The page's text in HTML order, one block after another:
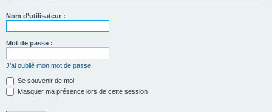
Nom d’utilisateur :
Mot de passe :
J’ai oublié mon mot de passe
Se souvenir de moi
Masquer ma présence lors de cette session